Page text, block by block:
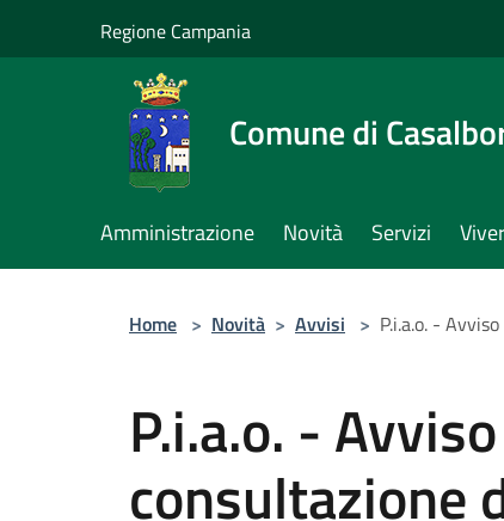
Regione Campania
Comune di
Amministrazione Novità Servizi
Home > Novità > Avvisi > P.i.a.o. -
P.i.a.o. -
consultazione